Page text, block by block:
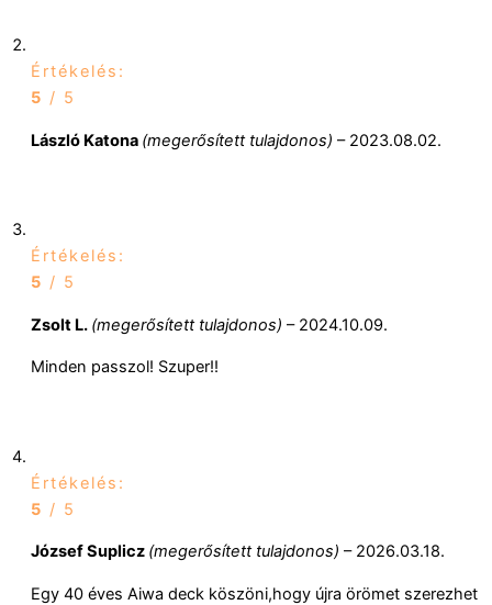
Értékelés:
5 / 5
László Katona (megerősített tulajdonos) – 2023.08.02.
Értékelés:
5 / 5
Zsolt L. (megerősített tulajdonos) – 2024.10.09.
Minden passzol! Szuper!!
Értékelés:
5 / 5
József Suplicz (megerősített tulajdonos) – 2026.03.18.
Egy 40 éves Aiwa deck köszöni,hogy újra örömet szerezhet